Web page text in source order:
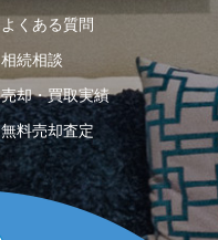
よくある質問
相続相談
売却・買取実績
無料売却査定